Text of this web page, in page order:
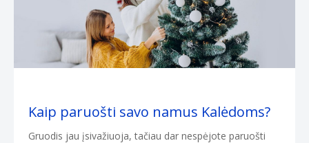
Kaip paruošti savo namus Kalėdoms?
Gruodis jau įsivažiuoja, tačiau dar nespėjote paruošti